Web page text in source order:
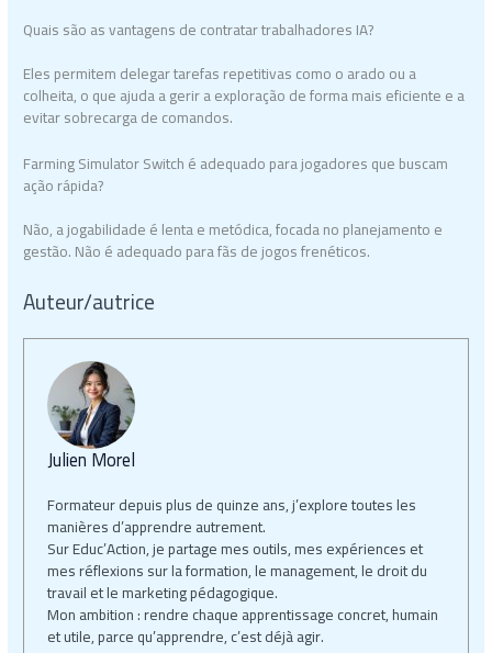
Quais são as vantagens de contratar trabalhadores IA?
Eles permitem delegar tarefas repetitivas como o arado ou a
colheita, o que ajuda a gerir a exploração de forma mais eficiente e a
evitar sobrecarga de comandos.
Farming Simulator Switch é adequado para jogadores que buscam
ação rápida?
Não, a jogabilidade é lenta e metódica, focada no planejamento e
gestão. Não é adequado para fãs de jogos frenéticos.
Auteur/autrice
Julien Morel
Formateur depuis plus de quinze ans, j’explore toutes les
manières d’apprendre autrement.
Sur Educ’Action, je partage mes outils, mes expériences et
mes réflexions sur la formation, le management, le droit du
travail et le marketing pédagogique.
Mon ambition : rendre chaque apprentissage concret, humain
et utile, parce qu’apprendre, c’est déjà agir.